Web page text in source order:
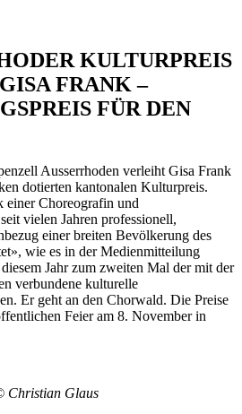
KULTURPREIS
FRANK –
FÜR DEN
Ausserrhoden verleiht Gisa Frank
dotierten kantonalen Kulturpreis.
einer Choreografin und
vielen Jahren professionell,
einer breiten Bevölkerung des
wie es in der Medienmitteilung
Jahr zum zweiten Mal der mit der
verbundene kulturelle
Er geht an den Chorwald. Die Preise
Feier am 8. November in
Christian Glaus